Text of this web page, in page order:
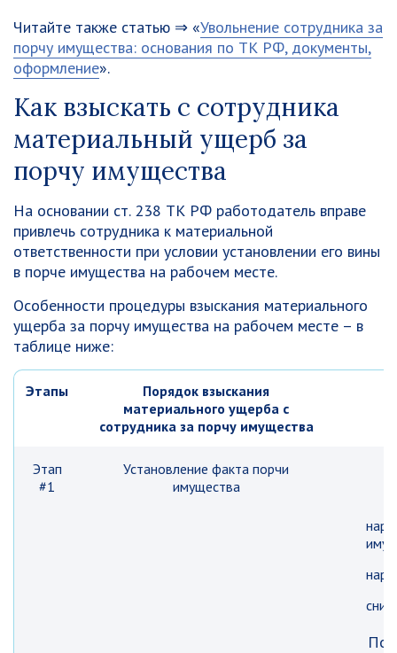
Читайте также статью ⇒ «Увольнение сотрудника за
порчу имущества: основания по ТК РФ, документы,
оформление».
Как взыскать с сотрудника
материальный ущерб за
порчу имущества
На основании ст. 238 ТК РФ работодатель вправе
привлечь сотрудника к материальной
ответственности при условии установлении его вины
в порче имущества на рабочем месте.
Особенности процедуры взыскания материального
ущерба за порчу имущества на рабочем месте – в
таблице ниже:
Этапы
Порядок взыскания
материального ущерба с
сотрудника за порчу имущества
Этап
#1
Установление факта порчи
имущества
По